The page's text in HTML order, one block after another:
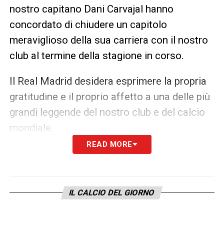
nostro capitano Dani Carvajal hanno
concordato di chiudere un capitolo
meraviglioso della sua carriera con il nostro
club al termine della stagione in corso.
Il Real Madrid desidera esprimere la propria
gratitudine e il proprio affetto a una delle più
grandi leggende del nostro club e del calcio
mondiale.
Carvajal è uno dei cinque giocatori che nella
Coppe dei Campioni, e ha fatto parte di una
squadra che è stata protagonista di una delle
READ MORE
IL CALCIO DEL GIORNO